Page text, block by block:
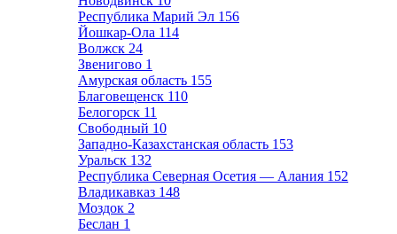
Республика Марий Эл 156
Йошкар-Ола 114
Волжск 24
Звенигово 1
Амурская область 155
Благовещенск 110
Белогорск 11
Свободный 10
Западно-Казахстанская область 153
Уральск 132
Республика Северная Осетия — Алания 152
Владикавказ 148
Моздок 2
Беслан 1